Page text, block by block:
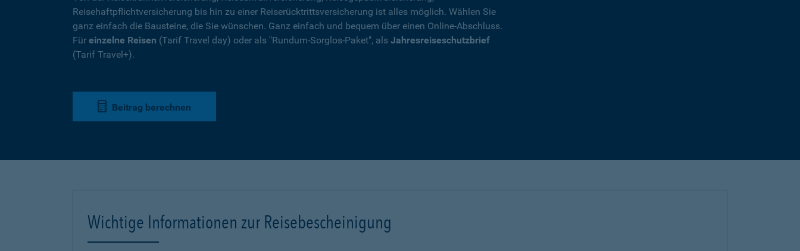
Reisehaftpflichtversicherung bis hin zu einer Reiserücktrittsversicherung ist alles möglich. Wählen Sie
ganz einfach die Bausteine, die Sie wünschen. Ganz einfach und bequem über einen Online-Abschluss.
Für einzelne Reisen (Tarif Travel day) oder als "Rundum-Sorglos-Paket", als Jahresreiseschutzbrief
(Tarif Travel+).
Beitrag berechnen
Wichtige Informationen zur Reisebescheinigung